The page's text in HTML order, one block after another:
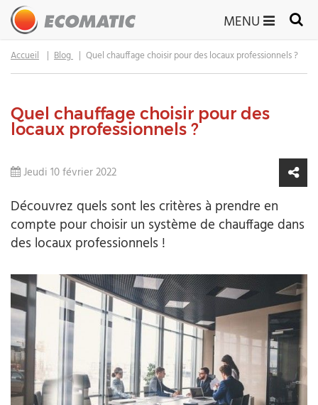
Quel chauffage choisir pour des
locaux professionnels ?
Jeudi 10 février 2022
Découvrez quels sont les critères à prendre en
compte pour choisir un système de chauffage dans
des locaux professionnels !
MENU
Accueil Blog Quel chauffage choisir pour des locaux professionnels ?